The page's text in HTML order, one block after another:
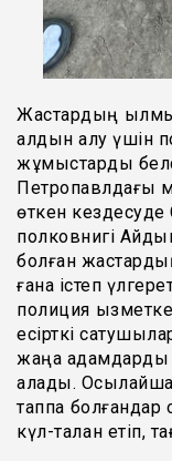
Жастардың
алдын алу үшін
жұмыстарды
Петропавлдағы
өткен
полковнигі
болған
ғана істеп
полиция
есірткі
жаңа адамдарды
алады. Осылайша
таппақ
күл-талқан етіп,